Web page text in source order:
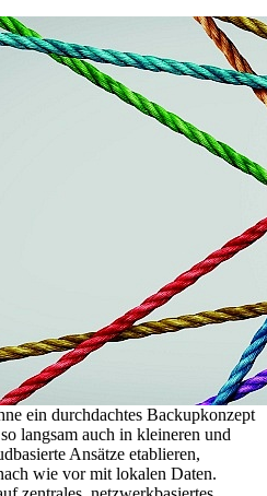
ein durchdachtes Backupkonzept
langsam auch in kleineren und
Ansätze etablieren,
wie vor mit lokalen Daten.